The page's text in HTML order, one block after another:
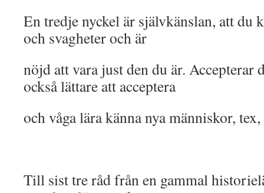
En tredje nyckel är självkänslan, att du
och svagheter och är
nöjd att vara just den du är. Accepterar
också lättare att acceptera
och våga lära känna nya människor,
Till sist tre råd från en gammal